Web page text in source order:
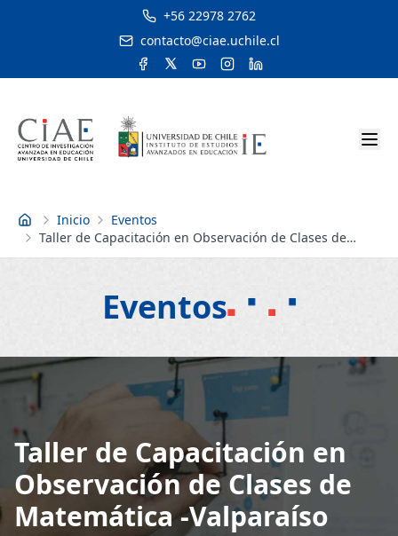
+56 22978 2762
contacto@ciae.uchile.cl
Inicio Inicio
Eventos
Taller de Capacitación en Observación de Clases de
Matemática -Valparaíso
Eventos
Taller de Capacitación en
Observación de Clases de
Matemática -Valparaíso